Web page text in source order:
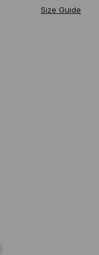
Size Guide